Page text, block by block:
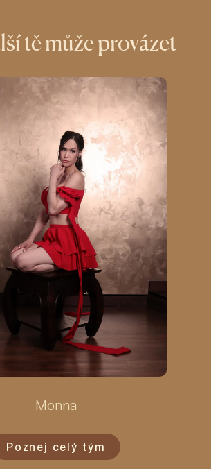
tě může provázet
Monna
Poznej celý tým